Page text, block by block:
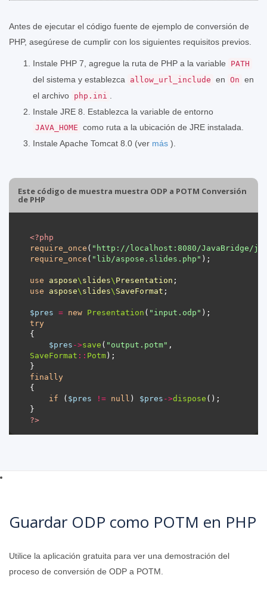
Antes de ejecutar el código fuente de ejemplo de conversión de
PHP, asegúrese de cumplir con los siguientes requisitos previos.
Instale PHP 7, agregue la ruta de PHP a la variable PATH
del sistema y establezca allow_url_include en On en
el archivo php.ini
Instale JRE 8. Establezca la variable de entorno
JAVA_HOME como ruta a la ubicación de JRE instalada.
Instale Apache Tomcat 8.0 (ver más ).
Este código de muestra muestra ODP a POTM Conversión
de PHP
<?php
require_once ( "http://localhost:8080/JavaBridge/
require_once ( "lib/aspose.slides.php"
use aspose\ slides\ Presentation
use
aspose\ slides\ SaveFormat
$pres = new Presentation ( "input.odp"
try
$pres ->save ( "output.potm"
SaveFormat :: Potm
finally
if ( $pres != null ) $pres ->dispose
?>
Guardar ODP como POTM en PHP
Utilice la aplicación gratuita para ver una demostración del
proceso de conversión de ODP a POTM.